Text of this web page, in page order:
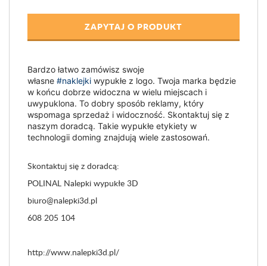
ZAPYTAJ O PRODUKT
Bardzo łatwo zamówisz swoje
własne #naklejki wypukłe z logo. Twoja marka będzie
w końcu dobrze widoczna w wielu miejscach i
uwypuklona. To dobry sposób reklamy, który
wspomaga sprzedaż i widoczność. Skontaktuj się z
naszym doradcą. Takie wypukłe etykiety w
technologii doming znajdują wiele zastosowań.
Skontaktuj się z doradcą:
POLINAL Nalepki wypukłe 3D
biuro@nalepki3d.pl
608 205 104
http://www.nalepki3d.pl/